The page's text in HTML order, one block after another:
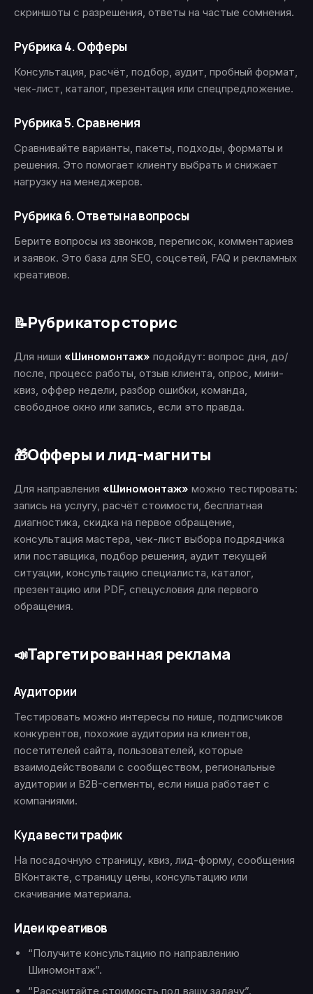
скриншоты с разрешения, ответы на частые сомнения.
Рубрика 4. Офферы
Консультация, расчёт, подбор, аудит, пробный формат,
чек-лист, каталог, презентация или спецпредложение.
Рубрика 5. Сравнения
Сравнивайте варианты, пакеты, подходы, форматы и
решения. Это помогает клиенту выбрать и снижает
нагрузку на менеджеров.
Рубрика 6. Ответы на вопросы
Берите вопросы из звонков, переписок, комментариев
и заявок. Это база для SEO, соцсетей, FAQ и рекламных
креативов.
📝Рубрикатор сторис
Для ниши «Шиномонтаж» подойдут: вопрос дня, до/
после, процесс работы, отзыв клиента, опрос, мини-
квиз, оффер недели, разбор ошибки, команда,
свободное окно или запись, если это правда.
🎁Офферы и лид-магниты
Для направления «Шиномонтаж» можно тестировать:
запись на услугу, расчёт стоимости, бесплатная
диагностика, скидка на первое обращение,
консультация мастера, чек-лист выбора подрядчика
или поставщика, подбор решения, аудит текущей
ситуации, консультацию специалиста, каталог,
презентацию или PDF, спецусловия для первого
обращения.
📣Таргетированная реклама
Аудитории
Тестировать можно интересы по нише, подписчиков
конкурентов, похожие аудитории на клиентов,
посетителей сайта, пользователей, которые
взаимодействовали с сообществом, региональные
аудитории и B2B-сегменты, если ниша работает с
компаниями.
Куда вести трафик
На посадочную страницу, квиз, лид-форму, сообщения
ВКонтакте, страницу цены, консультацию или
скачивание материала.
Идеи креативов
“Получите консультацию по направлению
Шиномонтаж”.
“Рассчитайте стоимость под вашу задачу”.